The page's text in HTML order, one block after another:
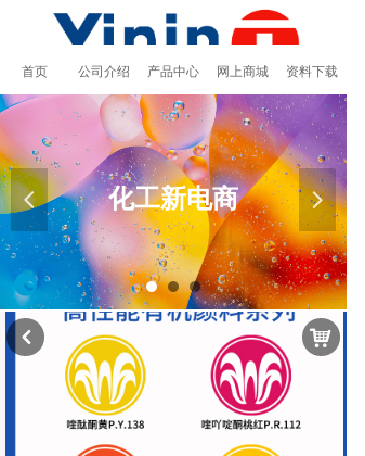
化工新电商
넳 넲
首页 公司介绍 产品中心 网上商城 资料下载
낙
낒